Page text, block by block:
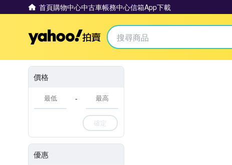
首頁購物中心中古車帳務中心信箱App下載
Yahoo拍賣
價格
-
確定
優惠